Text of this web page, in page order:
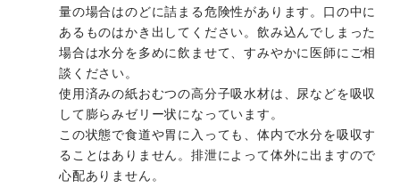
量の場合はのどに詰まる危険性があります。口の中に
あるものはかき出してください。飲み込んでしまった
場合は水分を多めに飲ませて、すみやかに医師にご相
談ください。
使用済みの紙おむつの高分子吸水材は、尿などを吸収
して膨らみゼリー状になっています。
この状態で食道や胃に入っても、体内で水分を吸収す
ることはありません。排泄によって体外に出ますので
心配ありません。